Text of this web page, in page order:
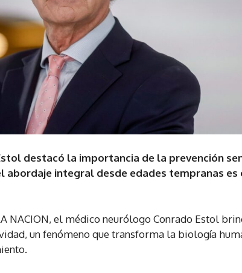
destacó la importancia de la prevención
abordaje integral desde edades tempranas es
NACION, el médico neurólogo Conrado Estol
un fenómeno que transforma la biología